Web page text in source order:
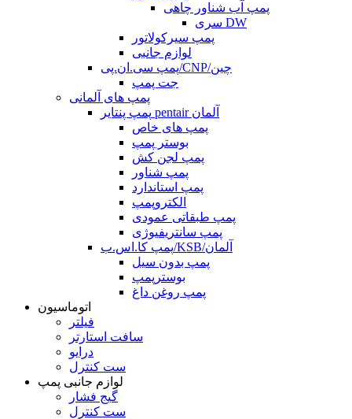
پمپ آب شناور چاهی
سری DW
پمپ سیرکولاتور
لوازم جانبی
پمپ سی.ان.پی/CNP/چین
جت پمپ
پمپ های آلمانی
پمپ پنتایر pentair آلمان
پمپ های خاص
بوستر پمپ
پمپ لجن کش
پمپ شناور
پمپ استاندارد
الکتروپمپ
پمپ طبقاتی عمودی
پمپ سانتریفیوژی
پمپ کا.اس.ب/KSB/آلمان
پمپ بدون سیل
بوسترپمپ
پمپ روغن داغ
اتوماسیون
فیلتر
سافت استارتر
درایو
ست کنترل
لوازم جانبی پمپ
گیج فشار
ست کنترل